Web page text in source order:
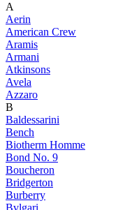
A
Aerin
American Crew
Aramis
Armani
Atkinsons
Avela
Azzaro
B
Baldessarini
Bench
Biotherm Homme
Bond No. 9
Boucheron
Bridgerton
Burberry
Bvlgari